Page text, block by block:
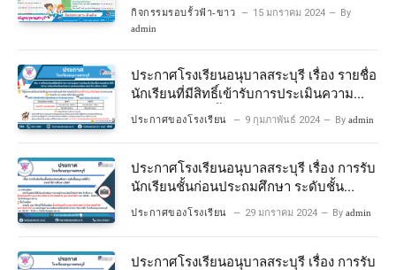
กิจกรรมรอบรั้วฟ้า-ขาว 15 มกราคม 2024 By
admin
ประกาศโรงเรียนอนุบาลสระบุรี เรื่อง รายชื่อ
นักเรียนที่มีสิทธิ์เข้ารับการประเมินความ
พร้อมเข้าเรียนชั้นประถมศึกษาปีที่ 1
ประกาศของโรงเรียน 9 กุมภาพันธ์ 2024 By admin
ประกาศโรงเรียนอนุบาลสระบุรี เรื่อง การรับ
นักเรียนชั้นก่อนประถมศึกษา ระดับชั้น
อนุบาลปีที่ 2 ประจําปีการศึกษา 2567
ประกาศของโรงเรียน 29 มกราคม 2024 By admin
ประกาศโรงเรียนอนุบาลสระบุรี เรื่อง การรับ